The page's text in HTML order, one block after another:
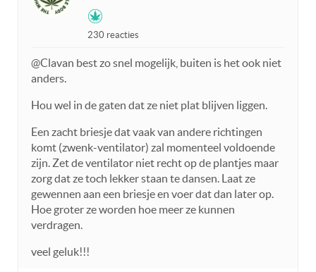
230 reacties
@Clavan best zo snel mogelijk, buiten is het ook niet
anders.
Hou wel in de gaten dat ze niet plat blijven liggen.
Een zacht briesje dat vaak van andere richtingen
komt (zwenk-ventilator) zal momenteel voldoende
zijn. Zet de ventilator niet recht op de plantjes maar
zorg dat ze toch lekker staan te dansen. Laat ze
gewennen aan een briesje en voer dat dan later op.
Hoe groter ze worden hoe meer ze kunnen
verdragen.
veel geluk!!!